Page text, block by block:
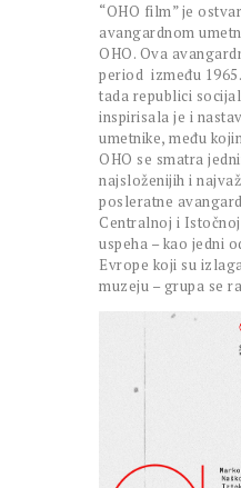
“OHO film” je
avangardnom
OHO. Ova
period između
tada republici
inspirisala je i
umetnike, među
OHO se smatra
najsloženijih i
posleratne
Centralnoj i
uspeha – kao jedni
Evrope koji su
muzeju – grupa se